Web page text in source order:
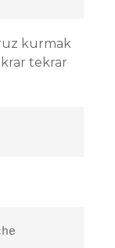
kurmak
tekrar